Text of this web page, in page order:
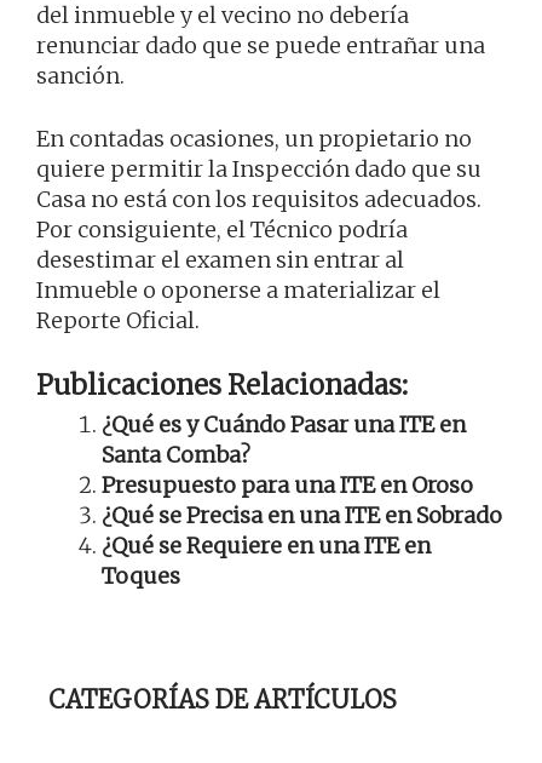
del inmueble y el vecino no debería
renunciar dado que se puede entrañar una
sanción.
En contadas ocasiones, un propietario no
quiere permitir la Inspección dado que su
Casa no está con los requisitos adecuados.
Por consiguiente, el Técnico podría
desestimar el examen sin entrar al
Inmueble o oponerse a materializar el
Reporte Oficial.
Publicaciones Relacionadas:
¿Qué es y Cuándo Pasar una ITE en
Santa Comba?
Presupuesto para una ITE en Oroso
¿Qué se Precisa en una ITE en Sobrado
¿Qué se Requiere en una ITE en
Toques
CATEGORÍAS DE ARTÍCULOS